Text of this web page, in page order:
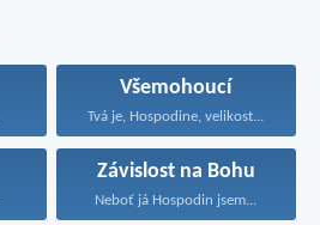
Všemohoucí
Tvá je, Hospodine, velikost...
Závislost na Bohu
Neboť já Hospodin jsem...